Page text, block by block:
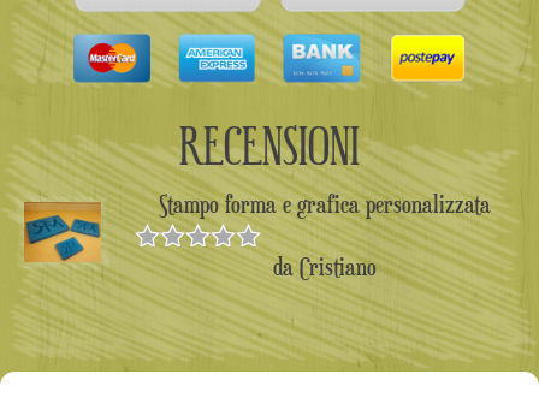
RECENSIONI
Stampo forma e grafica personalizzata
Valutato5
su 5
da Cristiano